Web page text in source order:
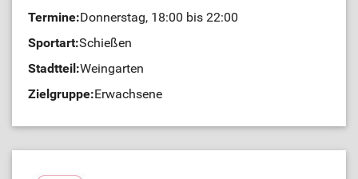
Termine:Donnerstag, 18:00 bis 22:00
Sportart:Schießen
Stadtteil:Weingarten
Zielgruppe:Erwachsene